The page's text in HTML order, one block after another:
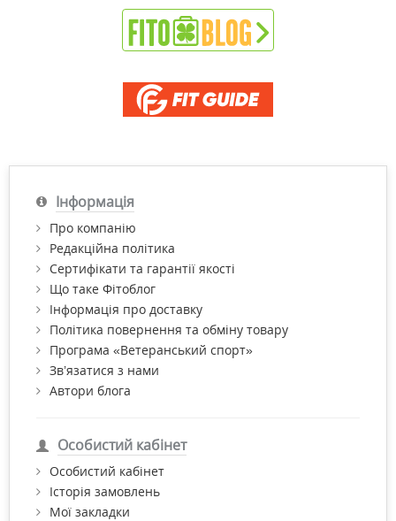
Інформація
Про компанію
Редакційна політика
Сертифікати та гарантії якості
Що таке Фітоблог
Інформація про доставку
Політика повернення та обміну товару
Програма «Ветеранський спорт»
Зв’язатися з нами
Автори блога
Особистий кабінет
Особистий кабінет
Історія замовлень
Мої закладки